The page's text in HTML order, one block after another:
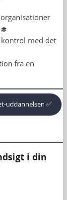
med det
fra en
uddannelsen ✅
i din